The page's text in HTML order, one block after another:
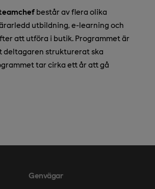
består av flera olika
utbildning, e-learning och
att utföra i butik. Programmet är
deltagaren strukturerat ska
tar cirka ett år att gå
Genvägar